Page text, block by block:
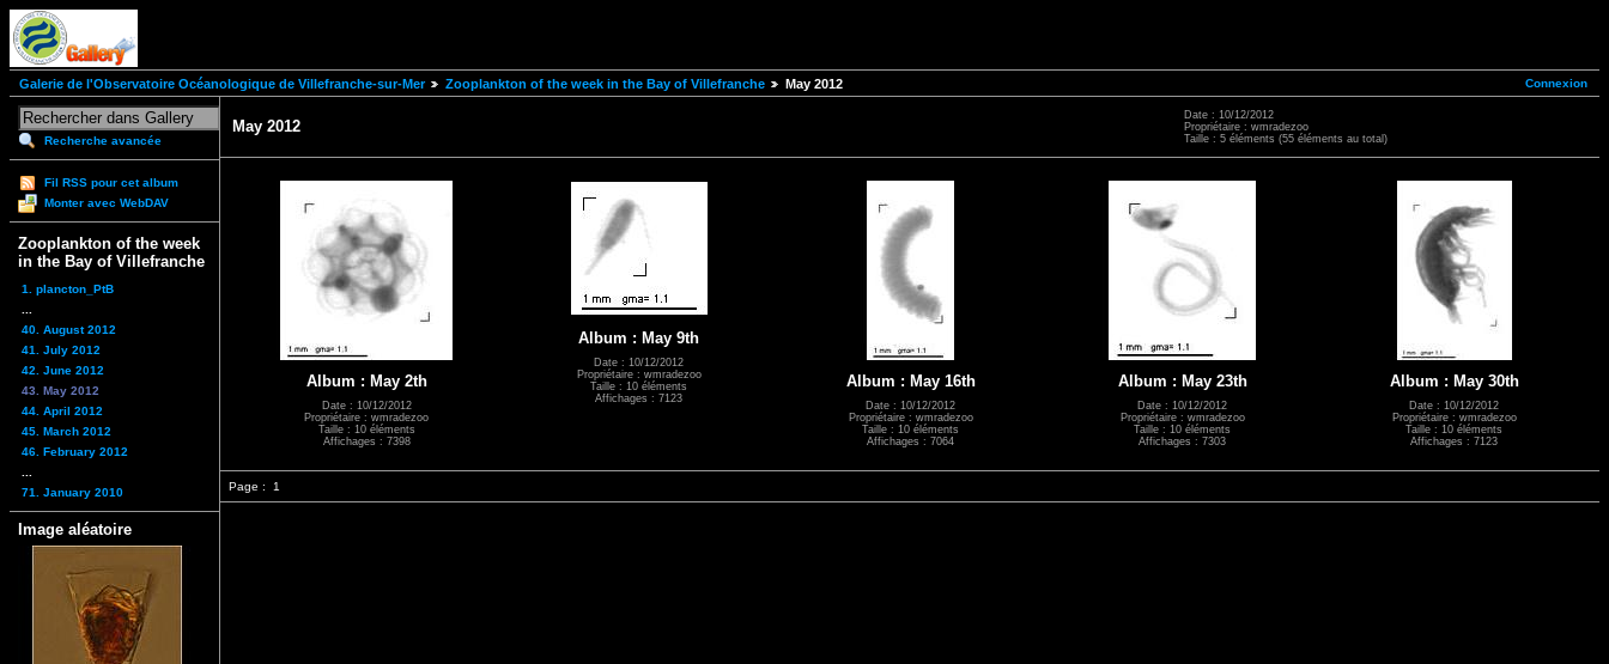
Connexion
Galerie de l'Observatoire Océanologique de Villefranche-sur-Mer Zooplankton of the week in the Bay of Villefranche May 2012
Recherche avancée
Fil RSS pour cet album
Monter avec WebDAV
Zooplankton of the week
in the Bay of Villefranche
1. plancton_PtB
40. August 2012
41. July 2012
42. June 2012
43. May 2012
44. April 2012
45. March 2012
46. February 2012
71. January 2010
Image aléatoire
May 2012
Date : 10/12/2012
Propriétaire : wmradezoo
Taille : 5 éléments (55 éléments au total)
Album : May 2th
Date : 10/12/2012
Propriétaire : wmradezoo
Taille : 10 éléments
Affichages : 7398
Album : May 9th
Date : 10/12/2012
Propriétaire : wmradezoo
Taille : 10 éléments
Affichages : 7123
Album : May 16th
Date : 10/12/2012
Propriétaire : wmradezoo
Taille : 10 éléments
Affichages : 7064
Album : May 23th
Date : 10/12/2012
Propriétaire : wmradezoo
Taille : 10 éléments
Affichages : 7303
Album : May 30th
Date : 10/12/2012
Propriétaire : wmradezoo
Taille : 10 éléments
Affichages : 7123
Page : 1